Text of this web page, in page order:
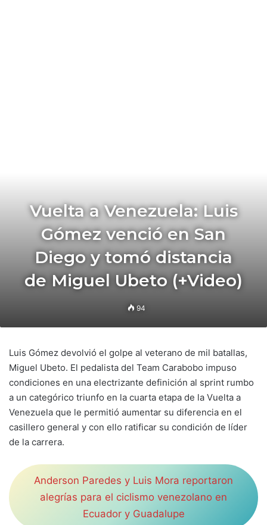
Vuelta a Venezuela: Luis
Gómez venció en San
Diego y tomó distancia
de Miguel Ubeto (+Video)
94
Luis Gómez devolvió el golpe al veterano de mil batallas,
Miguel Ubeto. El pedalista del Team Carabobo impuso
condiciones en una electrizante definición al sprint rumbo
a un categórico triunfo en la cuarta etapa de la Vuelta a
Venezuela que le permitió aumentar su diferencia en el
casillero general y con ello ratificar su condición de líder
de la carrera.
Anderson Paredes y Luis Mora reportaron
alegrías para el ciclismo venezolano en
Ecuador y Guadalupe